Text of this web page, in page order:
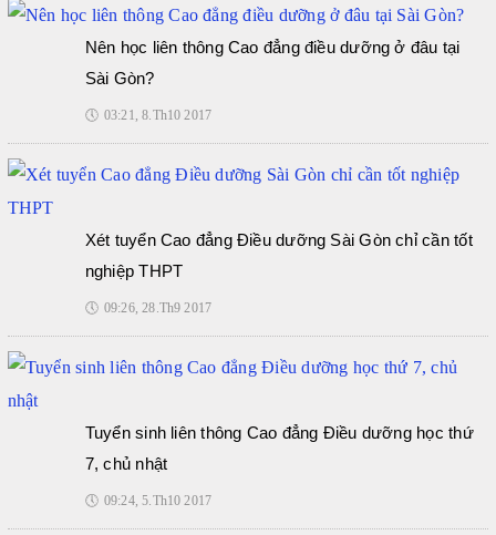
Nên học liên thông Cao đẳng điều dưỡng ở đâu tại
Sài Gòn?
🕔 03:21, 8.Th10 2017
Xét tuyển Cao đẳng Điều dưỡng Sài Gòn chỉ cần tốt
nghiệp THPT
🕔 09:26, 28.Th9 2017
Tuyển sinh liên thông Cao đẳng Điều dưỡng học thứ
7, chủ nhật
🕔 09:24, 5.Th10 2017